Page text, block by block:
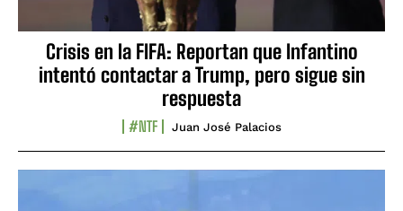
Crisis en la FIFA: Reportan que Infantino
intentó contactar a Trump, pero sigue sin
respuesta
#NTF Juan José Palacios